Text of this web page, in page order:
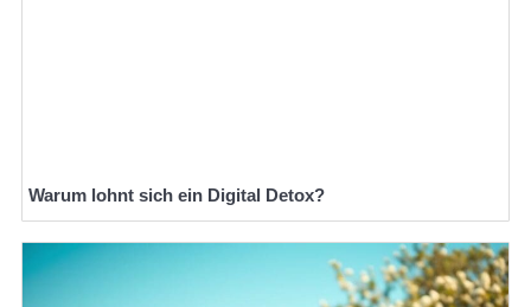
Warum lohnt sich ein Digital Detox?